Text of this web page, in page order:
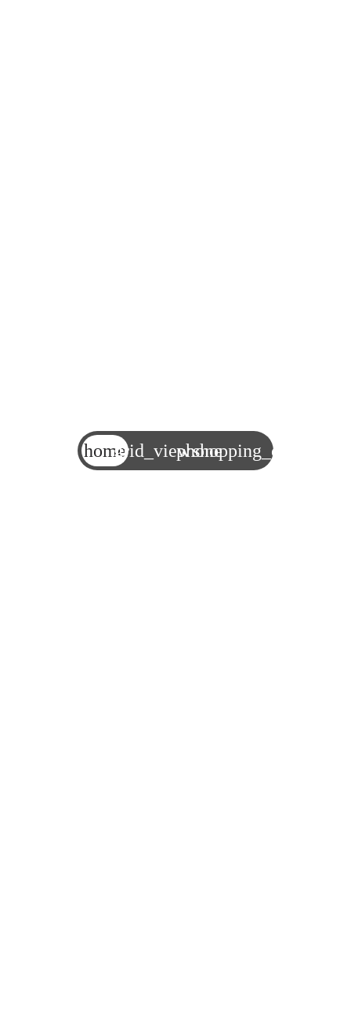
homegrid_viewphone
shopping_cart